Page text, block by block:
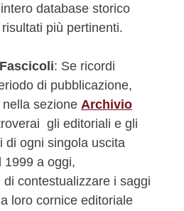
database storico
più pertinenti.
: Se ricordi
di pubblicazione,
sezione Archivio
gli editoriali e gli
di ogni singola uscita
1999 a oggi,
di contestualizzare i saggi
loro cornice editoriale